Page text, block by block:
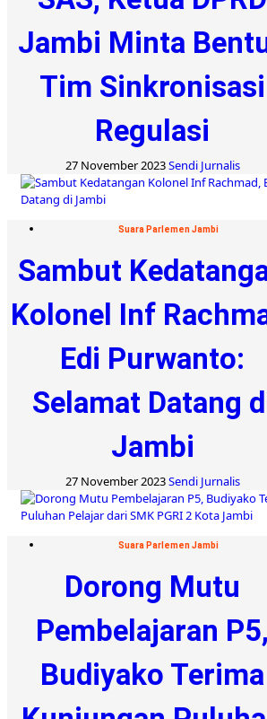
Jambi Minta
Tim Sinkronisasi
Regulasi
27 November 2023Sendi Jurnalis
Suara Parlemen Jambi
Sambut
Kolonel Inf
Edi Purwanto:
Selamat Datang
Jambi
27 November 2023Sendi Jurnalis
Suara Parlemen Jambi
Dorong Mutu
Pembelajaran P5,
Budiyako Terima